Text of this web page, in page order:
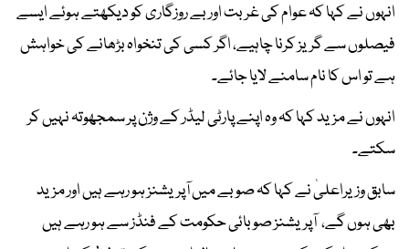
انہوں نے کہا کہ عوام کی غربت اور بے روزگاری کو دیکھتے ہوئے ایسے
فیصلوں سے گریز کرنا چاہیے، اگر کسی کی تنخواہ بڑھانے کی خواہش
ہے تو اس کا نام سامنے لایا جائے۔
انہوں نے مزید کہا کہ وہ اپنے پارٹی لیڈر کے وژن پر سمجھوتہ نہیں کر
سکتے۔
سابق وزیراعلیٰ نے کہا کہ صوبے میں آپریشنز ہو رہے ہیں اور مزید
بھی ہوں گے، آپریشنز صوبائی حکومت کے فنڈز سے ہو رہے ہیں